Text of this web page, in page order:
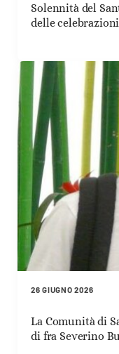
Solennità del
delle
26 GIUGNO 2026
La Comunità di
di fra Severino